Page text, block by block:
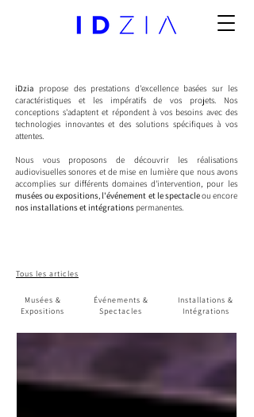
iDzia propose des prestations d'excellence basées sur les
caractéristiques et les impératifs de vos projets. Nos
conceptions s'adaptent et répondent à vos besoins avec des
technologies innovantes et des solutions spécifiques à vos
attentes.
Nous vous proposons de découvrir les réalisations
audiovisuelles sonores et de mise en lumière que nous avons
accomplies sur différents domaines d'intervention, pour les
musées ou expositions, l'événement et le spectacleou encore
nos installations et intégrations permanentes.
Tous les articles
Musées &
Expositions
Événements &
Spectacles
Installations &
Intégrations